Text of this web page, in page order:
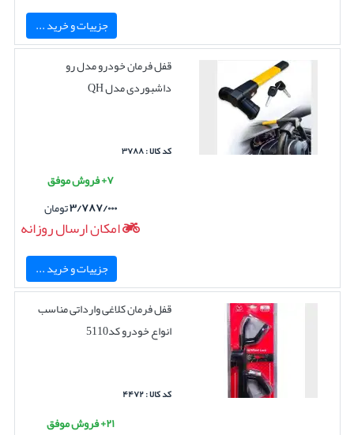
جزییات و خرید ...
قفل فرمان خودرو مدل رو
داشبوردی مدل QH
کد کالا : ۳۷۸۸
۷+ فروش موفق
۳/۷۸۷/۰۰۰تومان
امکان ارسال روزانه
جزییات و خرید ...
قفل فرمان کلاغی وارداتی مناسب
انواع خودرو کد5110
کد کالا : ۴۴۷۲
۲۱+ فروش موفق